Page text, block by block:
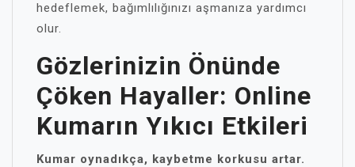
hedeflemek, bağımlılığınızı aşmanıza yardımcı
olur.
Gözlerinizin Önünde
Çöken Hayaller: Online
Kumarın Yıkıcı Etkileri
Kumar oynadıkça, kaybetme korkusu artar.